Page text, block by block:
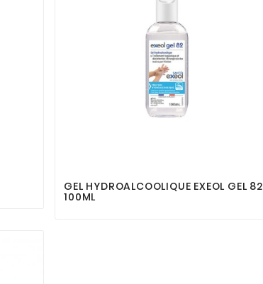
GEL HYDROALCOOLIQUE EXEOL GEL 82
100ML